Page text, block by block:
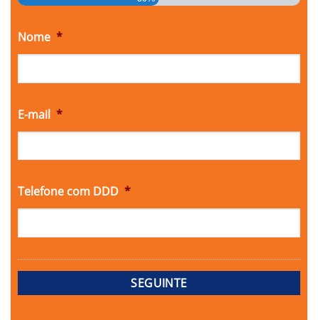
Nome *
E-mail *
Telefone com DDD *